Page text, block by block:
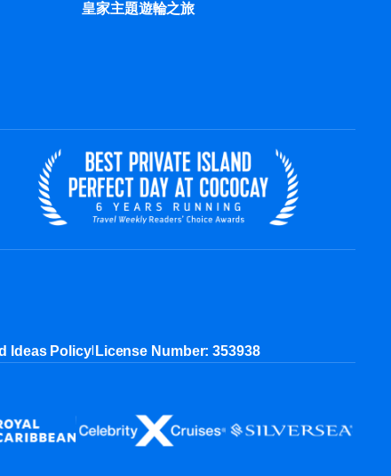
皇家主題遊輪之旅
Ideas Policy| License Number: 353938